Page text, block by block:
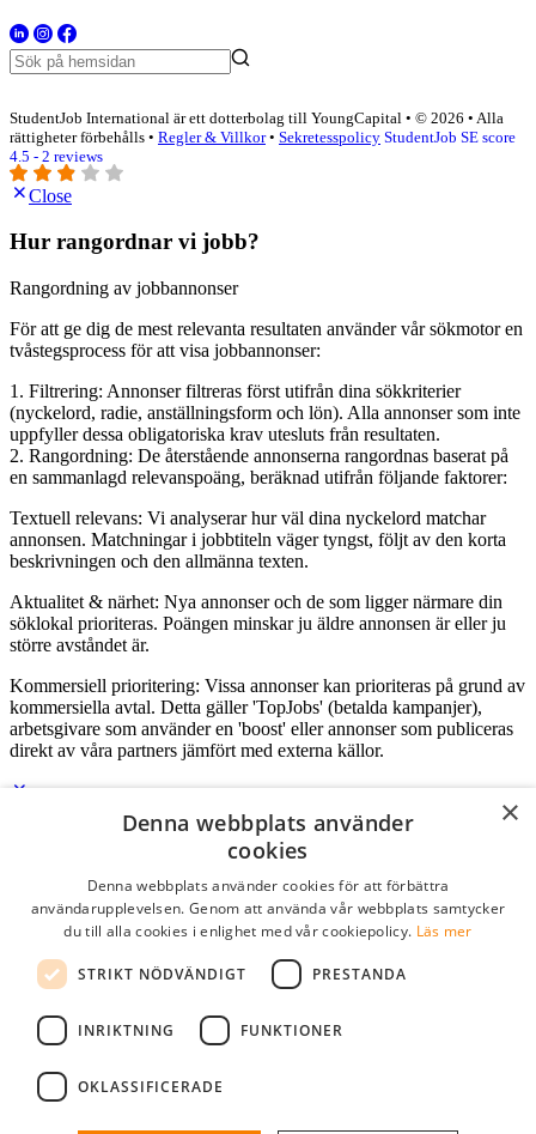
StudentJob International är ett dotterbolag till YoungCapital • © 2026 • Alla
rättigheter förbehålls • Regler & Villkor• Sekretesspolicy StudentJob SE score
4.5 - 2 reviews
Close
Hur rangordnar vi jobb?
Rangordning av jobbannonser
För att ge dig de mest relevanta resultaten använder vår sökmotor en
tvåstegsprocess för att visa jobbannonser:
1. Filtrering: Annonser filtreras först utifrån dina sökkriterier
(nyckelord, radie, anställningsform och lön). Alla annonser som inte
uppfyller dessa obligatoriska krav utesluts från resultaten.
2. Rangordning: De återstående annonserna rangordnas baserat på
en sammanlagd relevanspoäng, beräknad utifrån följande faktorer:
Textuell relevans: Vi analyserar hur väl dina nyckelord matchar
annonsen. Matchningar i jobbtiteln väger tyngst, följt av den korta
beskrivningen och den allmänna texten.
Aktualitet & närhet: Nya annonser och de som ligger närmare din
söklokal prioriteras. Poängen minskar ju äldre annonsen är eller ju
större avståndet är.
Kommersiell prioritering: Vissa annonser kan prioriteras på grund av
kommersiella avtal. Detta gäller 'TopJobs' (betalda kampanjer),
arbetsgivare som använder en 'boost' eller annonser som publiceras
direkt av våra partners jämfört med externa källor.
Logga in som företag
Lösenord
kom ihåg mig
logga in
Kostnadsfri företagsprofil
×
Denna webbplats använder
cookies
Denna webbplats använder cookies för att förbättra
användarupplevelsen. Genom att använda vår webbplats samtycker
du till alla cookies i enlighet med vår cookiepolicy. Läs mer
STRIKT NÖDVÄNDIGT PRESTANDA
INRIKTNING FUNKTIONER
OKLASSIFICERADE